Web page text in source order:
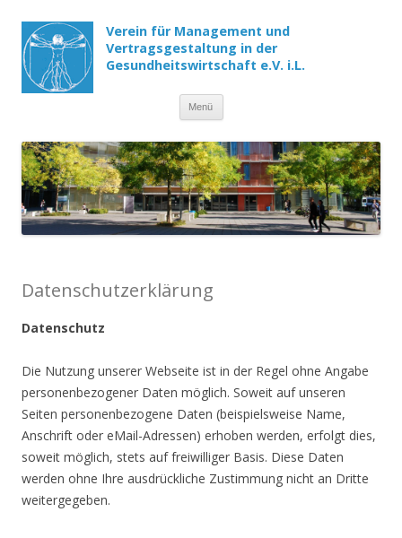
Verein für Management und
Vertragsgestaltung in der
Gesundheitswirtschaft e.V. i.L.
Menü
Datenschutzerklärung
Datenschutz
Die Nutzung unserer Webseite ist in der Regel ohne Angabe
personenbezogener Daten möglich. Soweit auf unseren
Seiten personenbezogene Daten (beispielsweise Name,
Anschrift oder eMail-Adressen) erhoben werden, erfolgt dies,
soweit möglich, stets auf freiwilliger Basis. Diese Daten
werden ohne Ihre ausdrückliche Zustimmung nicht an Dritte
weitergegeben.